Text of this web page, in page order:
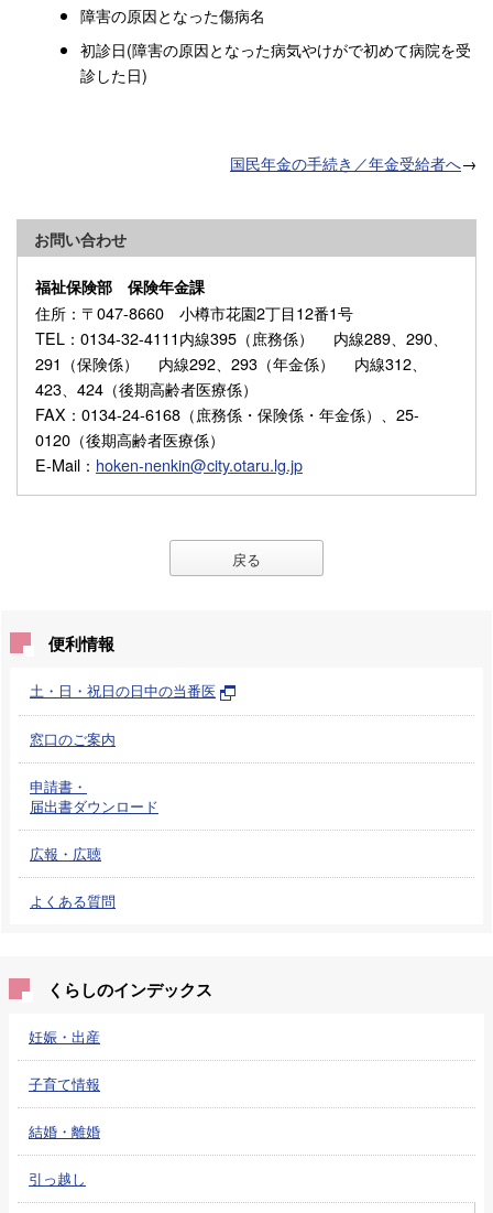
障害の原因となった傷病名
初診日(障害の原因となった病気やけがで初めて病院を受
診した日)
国民年金の手続き／年金受給者へ→
お問い合わせ
福祉保険部 保険年金課
住所 ：〒047-8660 小樽市花園2丁目12番1号
TEL ：0134-32-4111内線395（庶務係） 内線289、290、
291（保険係） 内線292、293（年金係） 内線312、
423、424（後期高齢者医療係）
FAX ：0134-24-6168（庶務係・保険係・年金係）、25-
0120（後期高齢者医療係）
E-Mail ： hoken-nenkin@city.otaru.lg.jp
戻る
便利情報
土・日・祝日の日中の当番医
窓口のご案内
申請書・
届出書ダウンロード
広報・広聴
よくある質問
くらしのインデックス
妊娠・出産
子育て情報
結婚・離婚
引っ越し